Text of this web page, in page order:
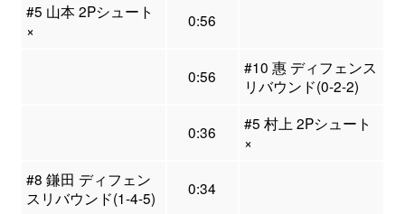
#5 山本 2Pシュート
×
0:56
0:56
#10 惠 ディフェンス
リバウンド(0-2-2)
0:36
#5 村上 2Pシュート
×
#8 鎌田 ディフェン
スリバウンド(1-4-5)
0:34